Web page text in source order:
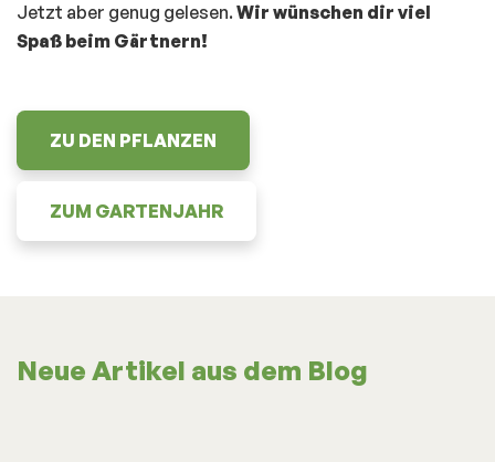
Jetzt aber genug gelesen.Wir wünschen dir viel
Spaß beim Gärtnern!
ZU DEN PFLANZEN
ZUM GARTENJAHR
Neue Artikel aus dem Blog